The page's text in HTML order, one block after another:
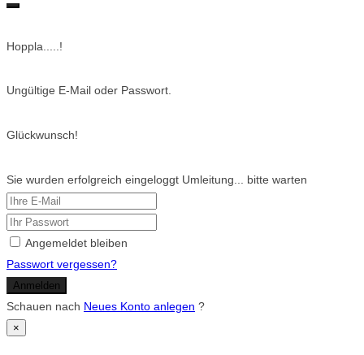
Hoppla.....!
Ungültige E-Mail oder Passwort.
Glückwunsch!
Sie wurden erfolgreich eingeloggt Umleitung... bitte warten
Angemeldet bleiben
Passwort vergessen?
Anmelden
Schauen nach Neues Konto anlegen ?
×